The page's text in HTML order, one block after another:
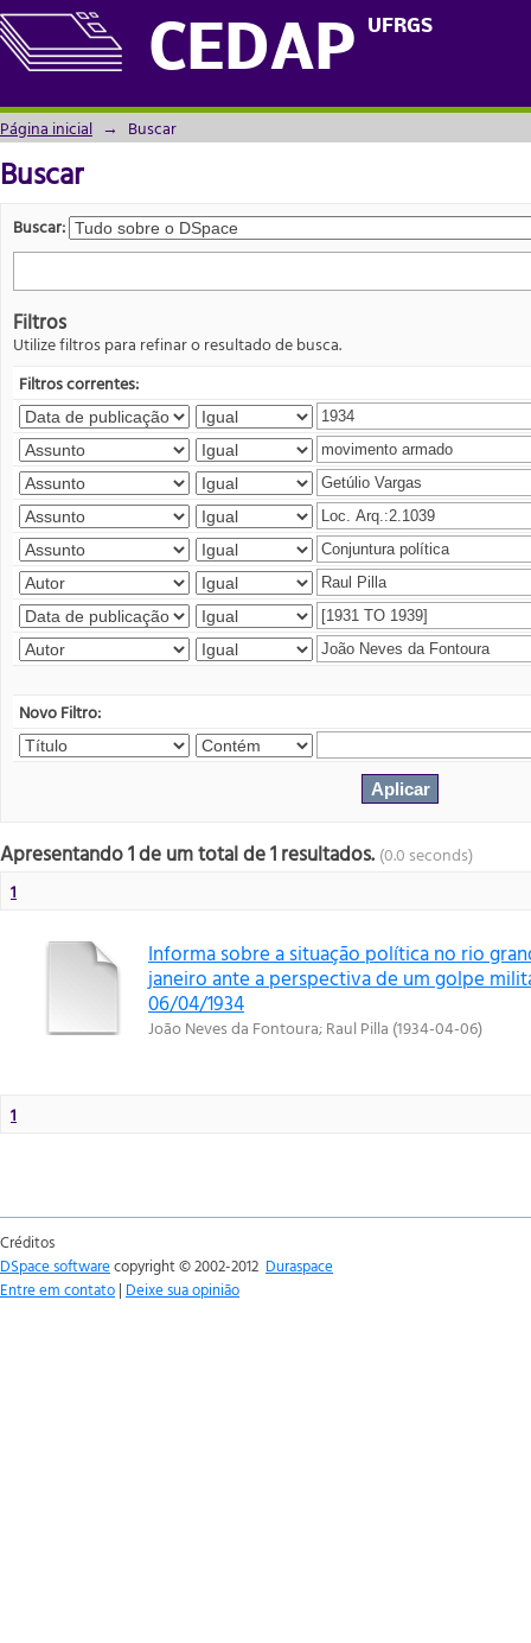
CEDAP UFRGS
Buscar
Página inicial → Buscar
Buscar
Buscar:
Filtros
Utilize filtros para refinar o resultado de busca.
Filtros correntes:
Novo Filtro:
Apresentando 1 de um total de 1 resultados. (0.0 seconds)
1
Informa sobre a situação política no rio
janeiro ante a perspectiva de um golpe
06/04/1934
João Neves da Fontoura;Raul Pilla (1934-04-06)
1
Créditos
DSpace softwarecopyright © 2002-2012 Duraspace
Entre em contato | Deixe sua opinião